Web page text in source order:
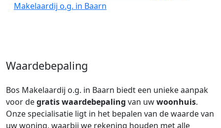
Makelaardij o.g. in Baarn
Waardebepaling
Bos Makelaardij o.g. in Baarn biedt een unieke aanpak
voor degratis waardebepaling van uwwoonhuis.
Onze specialisatie ligt in het bepalen van de waarde van
uw woning, waarbij we rekening houden met alle